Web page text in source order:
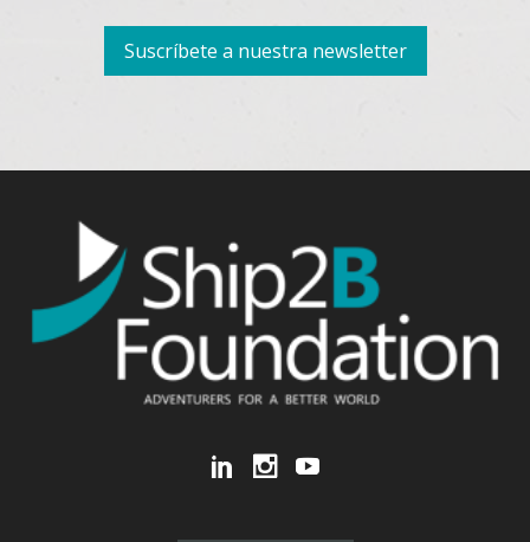
Suscríbete a nuestra newsletter